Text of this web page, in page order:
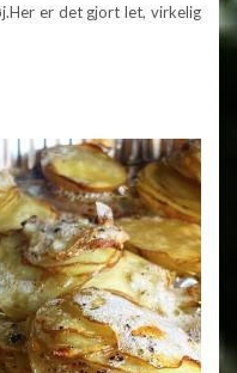
er det gjort let, virkelig